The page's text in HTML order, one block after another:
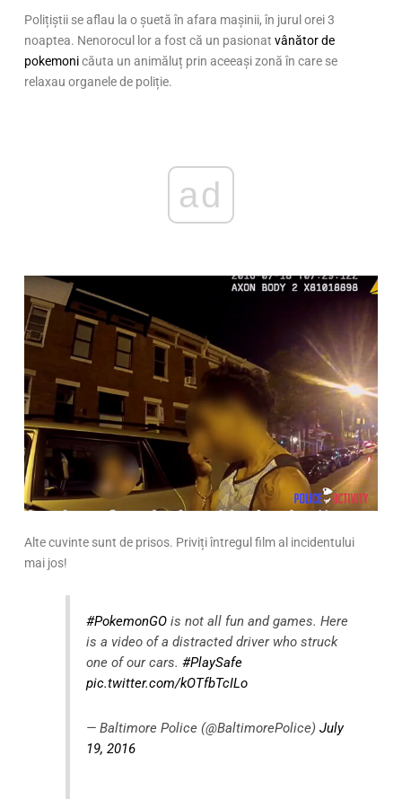
Polițiștii se aflau la o șuetă în afara mașinii, în jurul orei 3
noaptea. Nenorocul lor a fost că un pasionatvânător de
pokemonicăuta un animăluț prin aceeași zonă în care se
relaxau organele de poliție.
ad
Alte cuvinte sunt de prisos. Priviți întregul film al incidentului
mai jos!
#PokemonGOis not all fun and games. Here
is a video of a distracted driver who struck
one of our cars. #PlaySafe
pic.twitter.com/kOTfbTcILo
— Baltimore Police (@BaltimorePolice) July
19, 2016